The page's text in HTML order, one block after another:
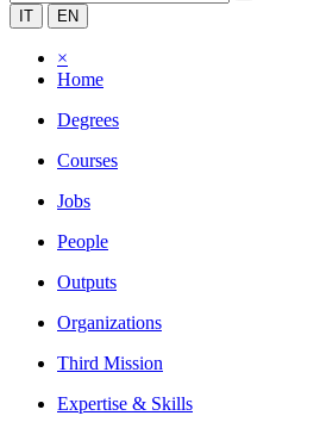
IT EN
×
Home
Degrees
Courses
Jobs
People
Outputs
Organizations
Third Mission
Expertise & Skills